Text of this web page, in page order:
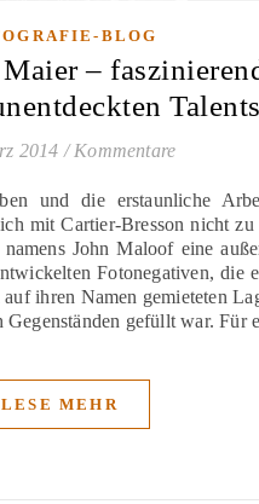
BLOG
–
Talents
2014 / Kommentare
und die erstaunliche
mit Cartier-Bresson nicht zu
John Maloof eine
Fotonegativen, die
ihren Namen gemieteten
Gegenständen gefüllt war. Für
LESE MEHR